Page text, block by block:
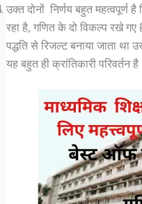
उक्त दोनों निर्णय बहुत
रहा है, गणित के दो विकल्प रखे
पद्धति से रिजल्ट बनाया जाता
यह बहुत ही क्रांतिकारी परिवर्तन है